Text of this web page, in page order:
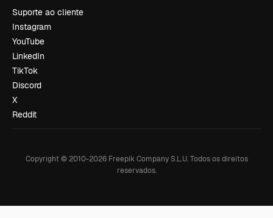
Suporte ao cliente
Instagram
YouTube
LinkedIn
TikTok
Discord
X
Reddit
Copyright © 2010-2026Freepik Company S.L.U. Todos os direitos
reservados.